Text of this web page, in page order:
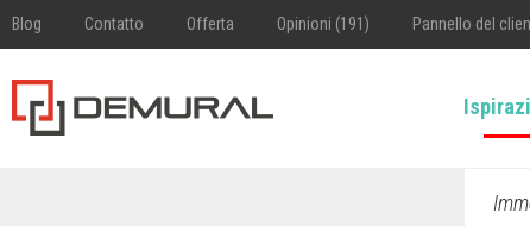
Blog Contatto Offerta Opinioni (191) Pannello del